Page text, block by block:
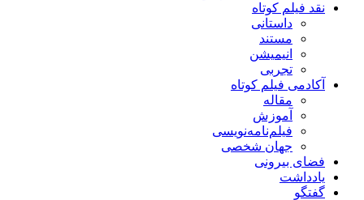
نقد فیلم کوتاه
داستانی
مستند
انیمیشن
تجربی
آکادمی فیلم کوتاه
مقاله
آموزش
فیلم‌نامه‌نویسی
جهان شخصی
فضای بیرونی
یادداشت
گفتگو